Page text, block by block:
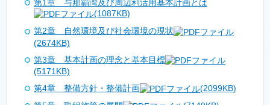
第1章 与那覇湾及び周辺利活用基本計画とは
(1087KB)
第2章 自然環境及び社会環境の現状
(2674KB)
第3章 基本計画の理念と基本目標
(5171KB)
第4章 整備方針・整備計画
(2099KB)